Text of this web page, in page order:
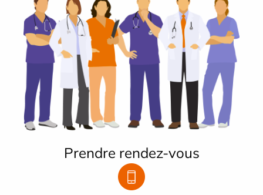
Prendre rendez-vous